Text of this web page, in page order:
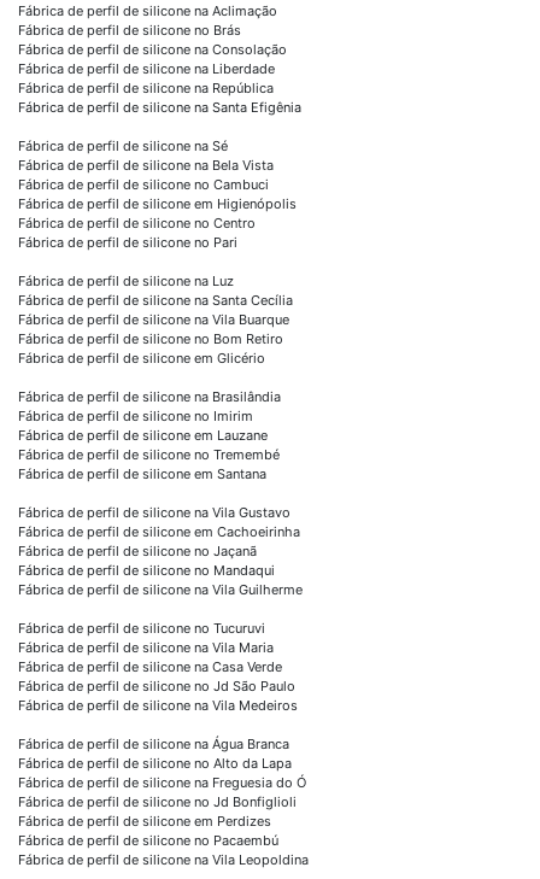
Fábrica de perfil de silicone na Aclimação
Fábrica de perfil de silicone no Brás
Fábrica de perfil de silicone na Consolação
Fábrica de perfil de silicone na Liberdade
Fábrica de perfil de silicone na República
Fábrica de perfil de silicone na Santa Efigênia
Fábrica de perfil de silicone na Sé
Fábrica de perfil de silicone na Bela Vista
Fábrica de perfil de silicone no Cambuci
Fábrica de perfil de silicone em Higienópolis
Fábrica de perfil de silicone no Centro
Fábrica de perfil de silicone no Pari
Fábrica de perfil de silicone na Luz
Fábrica de perfil de silicone na Santa Cecília
Fábrica de perfil de silicone na Vila Buarque
Fábrica de perfil de silicone no Bom Retiro
Fábrica de perfil de silicone em Glicério
Fábrica de perfil de silicone na Brasilândia
Fábrica de perfil de silicone no Imirim
Fábrica de perfil de silicone em Lauzane
Fábrica de perfil de silicone no Tremembé
Fábrica de perfil de silicone em Santana
Fábrica de perfil de silicone na Vila Gustavo
Fábrica de perfil de silicone em Cachoeirinha
Fábrica de perfil de silicone no Jaçanã
Fábrica de perfil de silicone no Mandaqui
Fábrica de perfil de silicone na Vila Guilherme
Fábrica de perfil de silicone no Tucuruvi
Fábrica de perfil de silicone na Vila Maria
Fábrica de perfil de silicone na Casa Verde
Fábrica de perfil de silicone no Jd São Paulo
Fábrica de perfil de silicone na Vila Medeiros
Fábrica de perfil de silicone na Água Branca
Fábrica de perfil de silicone no Alto da Lapa
Fábrica de perfil de silicone na Freguesia do Ó
Fábrica de perfil de silicone no Jd Bonfiglioli
Fábrica de perfil de silicone em Perdizes
Fábrica de perfil de silicone no Pacaembú
Fábrica de perfil de silicone na Vila Leopoldina